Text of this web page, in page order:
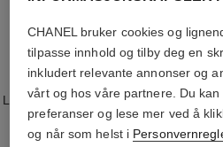
paris - paris
LES EAUX DE CHANEL – EAU DE
TOILETTE SPRAY
Ref. 102440
nok 2 065
Ref.
CHANEL bruker cookies og
tilpasse innhold og tilby deg en
inkludert relevante annonser og
vårt og hos våre partnere. Du
preferanser og lese mer ved å
og når som helst i